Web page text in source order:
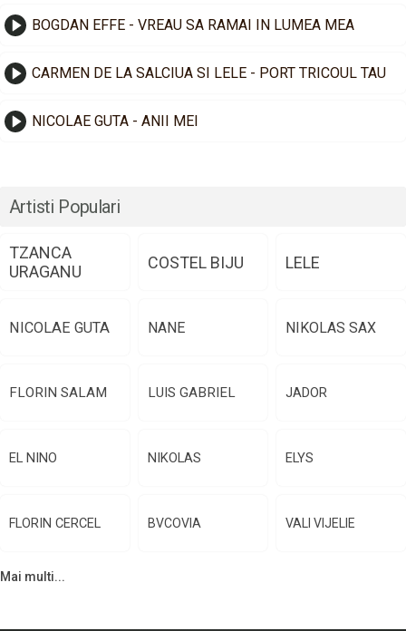
BOGDAN EFFE - VREAU SA RAMAI IN LUMEA MEA
CARMEN DE LA SALCIUA SI LELE - PORT TRICOUL TAU
NICOLAE GUTA - ANII MEI
Artisti Populari
TZANCA
URAGANU
COSTEL BIJU LELE
NICOLAE GUTA NANE NIKOLAS SAX
FLORIN SALAM LUIS GABRIEL JADOR
EL NINO NIKOLAS ELYS
FLORIN CERCEL BVCOVIA VALI VIJELIE
Mai multi...